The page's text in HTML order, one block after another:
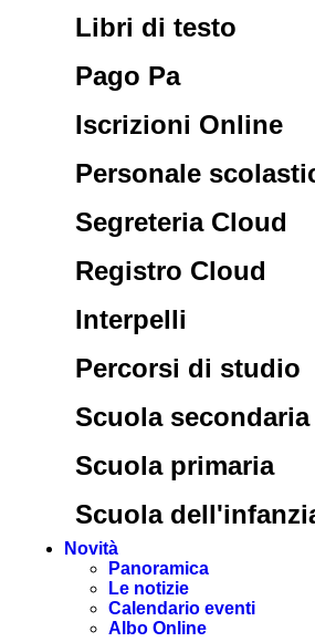
Libri di testo
Pago Pa
Iscrizioni Online
Personale
Segreteria Cloud
Registro Cloud
Interpelli
Percorsi di studio
Scuola
Scuola primaria
Scuola
Novità
Panoramica
Le notizie
Calendario eventi
Albo Online